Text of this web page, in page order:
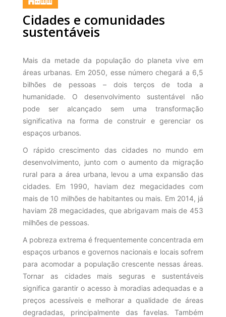
Cidades e comunidades
sustentáveis
Mais da metade da população do planeta vive em
áreas urbanas. Em 2050, esse número chegará a 6,5
bilhões de pessoas – dois terços de toda a
humanidade. O desenvolvimento sustentável não
pode ser alcançado sem uma transformação
significativa na forma de construir e gerenciar os
espaços urbanos.
O rápido crescimento das cidades no mundo em
desenvolvimento, junto com o aumento da migração
rural para a área urbana, levou a uma expansão das
cidades. Em 1990, haviam dez megacidades com
mais de 10 milhões de habitantes ou mais. Em 2014, já
haviam 28 megacidades, que abrigavam mais de 453
milhões de pessoas.
A pobreza extrema é frequentemente concentrada em
espaços urbanos e governos nacionais e locais sofrem
para acomodar a população crescente nessas áreas.
Tornar as cidades mais seguras e sustentáveis
significa garantir o acesso à moradias adequadas e a
preços acessíveis e melhorar a qualidade de áreas
degradadas, principalmente das favelas. Também